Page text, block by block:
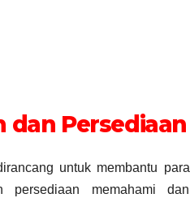
dan Persediaan
untuk membantu para
memahami dan